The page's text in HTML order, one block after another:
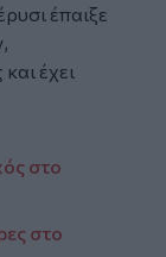
έπαιξε
έχει
στο
στο